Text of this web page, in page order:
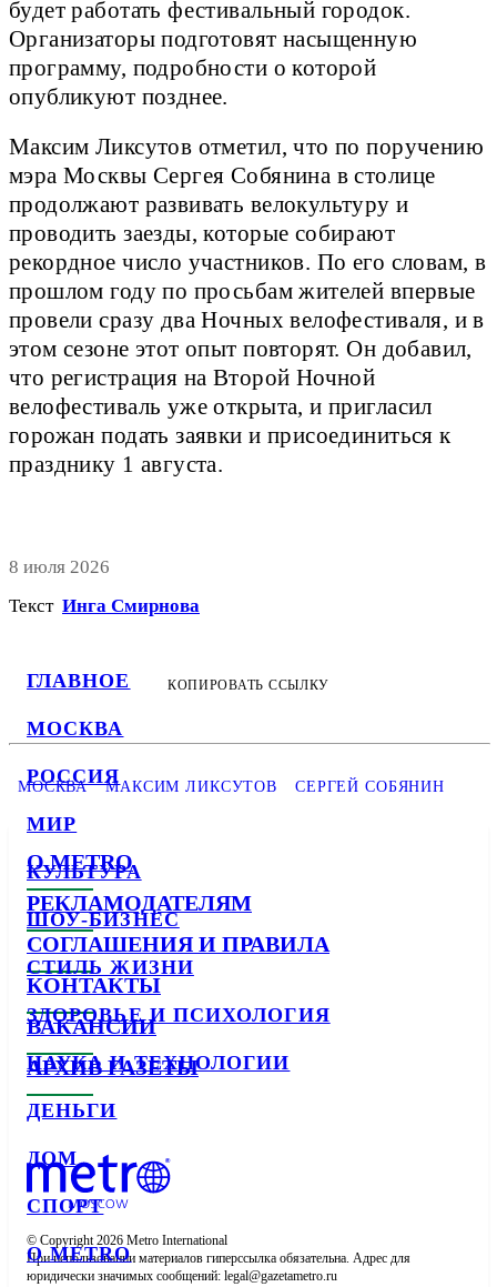
ГЛАВНОЕ
МОСКВА
РОССИЯ
МИР
КУЛЬТУРА
ШОУ-БИЗНЕС
СТИЛЬ ЖИЗНИ
ЗДОРОВЬЕ И ПСИХОЛОГИЯ
НАУКА И ТЕХНОЛОГИИ
ДЕНЬГИ
ДОМ
СПОРТ
О METRO
будет работать фестивальный городок.
Организаторы подготовят насыщенную
программу, подробности о которой
опубликуют позднее.
Максим Ликсутов отметил, что по поручению
мэра Москвы Сергея Собянина в столице
продолжают развивать велокультуру и
проводить заезды, которые собирают
рекордное число участников. По его словам, в
прошлом году по просьбам жителей впервые
провели сразу два Ночных велофестиваля, и в
этом сезоне этот опыт повторят. Он добавил,
что регистрация на Второй Ночной
велофестиваль уже открыта, и пригласил
горожан подать заявки и присоединиться к
празднику 1 августа.
8 июля 2026
Текст Инга Смирнова
КОПИРОВАТЬ ССЫЛКУ
МОСКВА МАКСИМ ЛИКСУТОВ СЕРГЕЙ СОБЯНИН
О METRO
РЕКЛАМОДАТЕЛЯМ
СОГЛАШЕНИЯ И ПРАВИЛА
КОНТАКТЫ
ВАКАНСИИ
АРХИВ ГАЗЕТЫ
© Copyright 2026 Metro International
При использовании материалов гиперссылка обязательна. Адрес для
юридически значимых сообщений: